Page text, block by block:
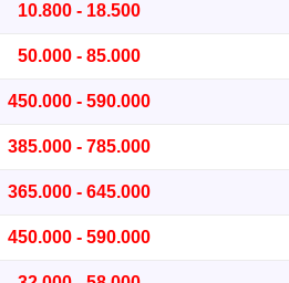
10.800 - 18.500
50.000 - 85.000
450.000 - 590.000
385.000 - 785.000
365.000 - 645.000
450.000 - 590.000